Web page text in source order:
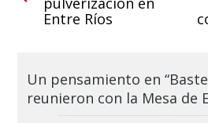
Entre Ríos
Un pensamiento en
reunieron con la Mesa de